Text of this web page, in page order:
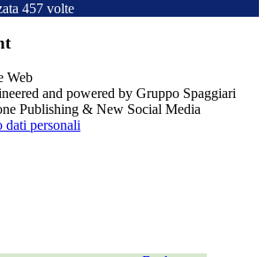
457 volte
and powered by Gruppo Spaggiari
Publishing & New Social Media
dati personali